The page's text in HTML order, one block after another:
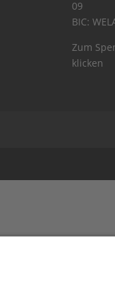
09
BIC:
Zum
klicken